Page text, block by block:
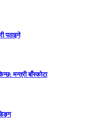
पठाइने
मन्त्री बाँस्कोटा